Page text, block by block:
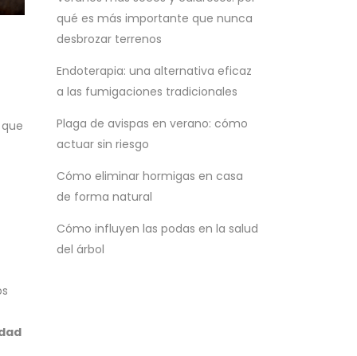
qué es más importante que nunca
desbrozar terrenos
Endoterapia: una alternativa eficaz
a las fumigaciones tradicionales
Plaga de avispas en verano: cómo
actuar sin riesgo
Cómo eliminar hormigas en casa
de forma natural
Cómo influyen las podas en la salud
del árbol